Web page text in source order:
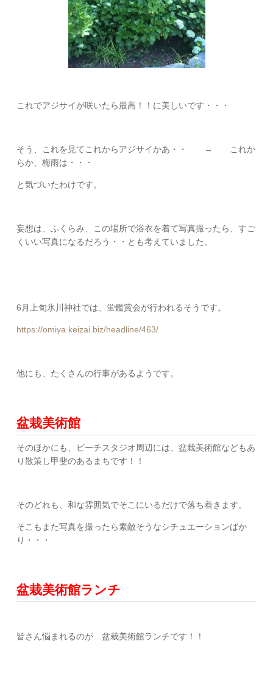
これでアジサイが咲いたら最高！！に美しいです・・・
そう、これを見てこれからアジサイかあ・・ → これか
らか、梅雨は・・・
と気づいたわけです。
妄想は、ふくらみ、この場所で浴衣を着て写真撮ったら、すご
くいい写真になるだろう・・とも考えていました。
6月上旬氷川神社では、蛍鑑賞会が行われるそうです。
https://omiya.keizai.biz/headline/463/
他にも、たくさんの行事があるようです。
盆栽美術館
そのほかにも、ビーチスタジオ周辺には、盆栽美術館などもあ
り散策し甲斐のあるまちです！！
そのどれも、和な雰囲気でそこにいるだけで落ち着きます。
そこもまた写真を撮ったら素敵そうなシチュエーションばか
り・・・
盆栽美術館ランチ
皆さん悩まれるのが 盆栽美術館ランチです！！